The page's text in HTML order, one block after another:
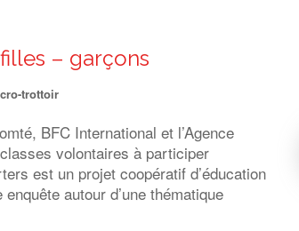
– garçons
trottoir
BFC International et l’Agence
volontaires à participer
est un projet coopératif d’éducation
autour d’une thématique